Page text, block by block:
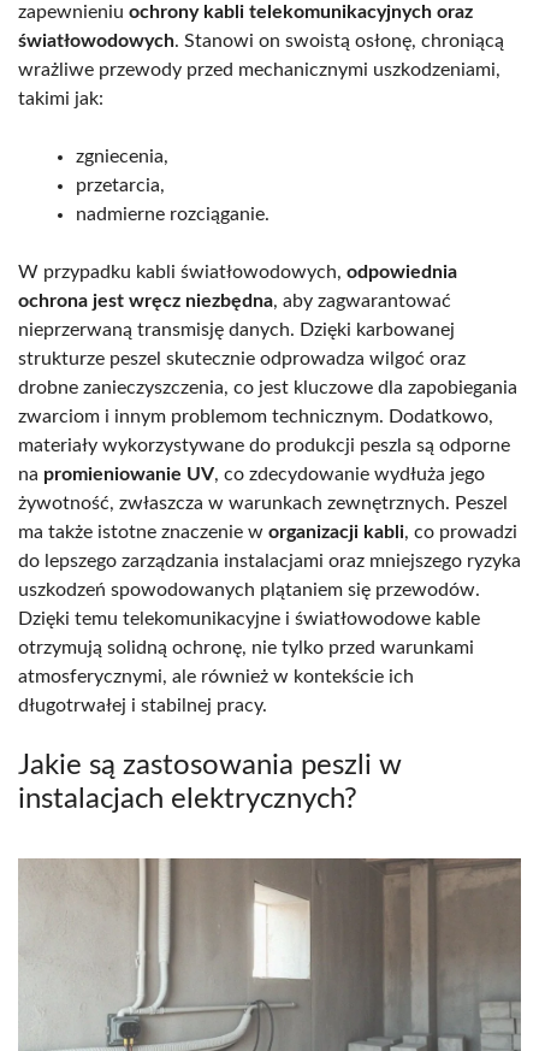
zapewnieniu ochrony kabli telekomunikacyjnych oraz
światłowodowych. Stanowi on swoistą osłonę, chroniącą
wrażliwe przewody przed mechanicznymi uszkodzeniami,
takimi jak:
zgniecenia,
przetarcia,
nadmierne rozciąganie.
W przypadku kabli światłowodowych, odpowiednia
ochrona jest wręcz niezbędna, aby zagwarantować
nieprzerwaną transmisję danych. Dzięki karbowanej
strukturze peszel skutecznie odprowadza wilgoć oraz
drobne zanieczyszczenia, co jest kluczowe dla zapobiegania
zwarciom i innym problemom technicznym. Dodatkowo,
materiały wykorzystywane do produkcji peszla są odporne
na promieniowanie UV, co zdecydowanie wydłuża jego
żywotność, zwłaszcza w warunkach zewnętrznych. Peszel
ma także istotne znaczenie w organizacji kabli, co prowadzi
do lepszego zarządzania instalacjami oraz mniejszego ryzyka
uszkodzeń spowodowanych plątaniem się przewodów.
Dzięki temu telekomunikacyjne i światłowodowe kable
otrzymują solidną ochronę, nie tylko przed warunkami
atmosferycznymi, ale również w kontekście ich
długotrwałej i stabilnej pracy.
Jakie są zastosowania peszli w
instalacjach elektrycznych?